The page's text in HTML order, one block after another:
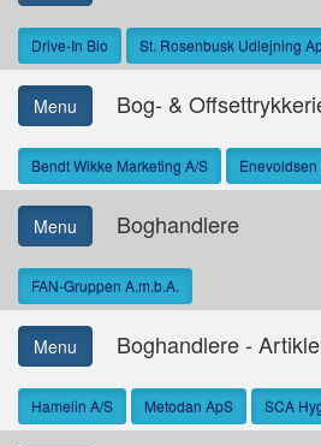
Drive-In Bio St. Rosenbusk Udlejning
Menu Bog- &
Bendt Wikke Marketing A/S
Menu Boghandlere
FAN-Gruppen A.m.b.A.
Menu Boghandlere -
Hamelin A/S Metodan ApS SCA